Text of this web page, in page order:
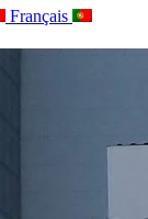
Français